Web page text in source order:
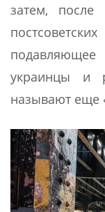
затем,
украинцы и
называют еще